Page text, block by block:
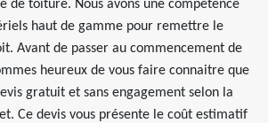
de toiture. Nous avons une compétence
haut de gamme pour remettre le
Avant de passer au commencement de
heureux de vous faire connaitre que
gratuit et sans engagement selon la
Ce devis vous présente le coût estimatif